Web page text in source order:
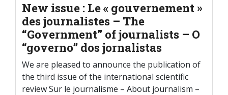
New issue : Le « gouvernement »
des journalistes – The
“Government” of journalists – O
“governo” dos jornalistas
We are pleased to announce the publication of
the third issue of the international scientific
review Sur le journalisme – About journalism –